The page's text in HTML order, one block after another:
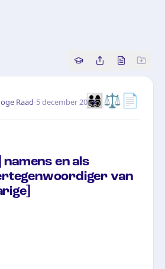
Copy source
Share this
Bekijk
👨‍👩‍👧‍👦⚖️📄
Raad·5 december 2014
en als
van